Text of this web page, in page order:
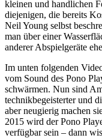
kleinen und handlichen
diejenigen, die bereits
Neil Young selbst
man über einer
anderer Abspielgeräte
Im unten folgenden
vom Sound des Pono
schwärmen. Nun sind
technikbegeisterter und
aber neugierig machen
2015 wird der Pono
verfügbar sein – dann